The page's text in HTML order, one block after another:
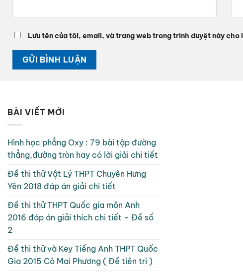
Lưu tên của tôi, email, và trang web trong trình duyệt này cho
BÀI VIẾT MỚI
Hình học phẳng Oxy : 79 bài tập đường
thẳng,đường tròn hay có lời giải chi tiết
Đề thi thử Vật Lý THPT Chuyên Hưng
Yên 2018 đáp án giải chi tiết
Đề thi thử THPT Quốc gia môn Anh
2016 đáp án giải thích chi tiết – Đề số
2
Đề thi thử và Key Tiếng Anh THPT Quốc
Gia 2015 Cô Mai Phương ( Đề tiên tri )